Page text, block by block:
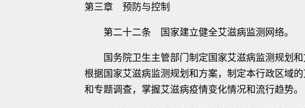
第三章 预防与控制
第二十二条 国家建立健全艾滋病监测网络。
国务院卫生主管部门制定国家艾滋病监测规划和
根据国家艾滋病监测规划和方案，制定本行政区域
和专题调查，掌握艾滋病疫情变化情况和流行趋势。